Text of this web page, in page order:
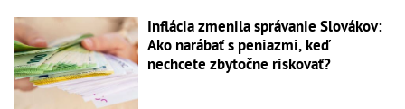
Inflácia zmenila správanie Slovákov:
Ako narábať s peniazmi, keď
nechcete zbytočne riskovať?